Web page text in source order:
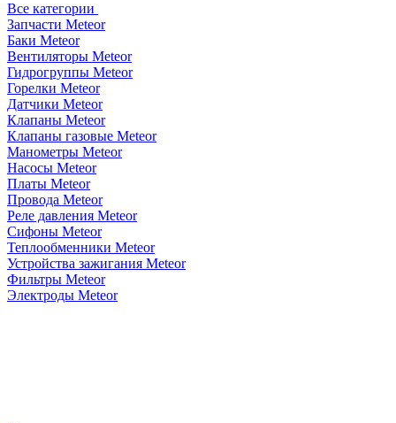
Все категории
Запчасти Meteor
Баки Meteor
Вентиляторы Meteor
Гидрогруппы Meteor
Горелки Meteor
Датчики Meteor
Клапаны Meteor
Клапаны газовые Meteor
Манометры Meteor
Насосы Meteor
Платы Meteor
Провода Meteor
Реле давления Meteor
Сифоны Meteor
Теплообменники Meteor
Устройства зажигания Meteor
Фильтры Meteor
Электроды Meteor